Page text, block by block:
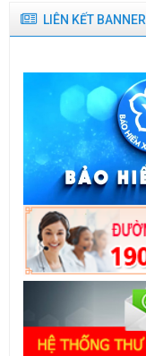
LIÊN KẾT BANNER